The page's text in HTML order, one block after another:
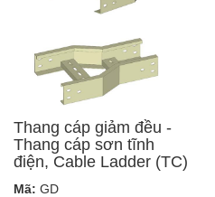
Thang cáp giảm đều -
Thang cáp sơn tĩnh
điện, Cable Ladder (TC)
Mã: GD